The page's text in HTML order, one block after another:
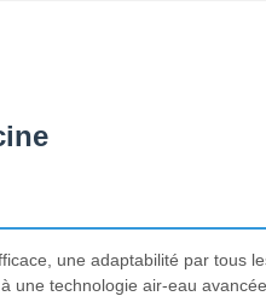
une adaptabilité par tous
technologie air-eau